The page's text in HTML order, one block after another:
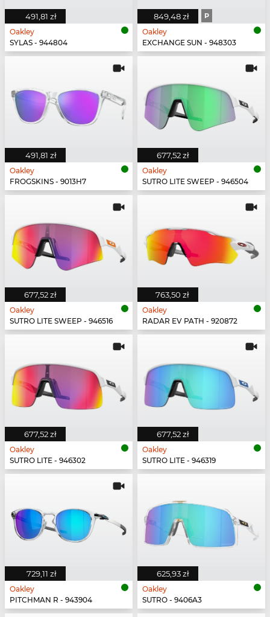
491,81 zł
Oakley
SYLAS - 944804
849,48 zł P
Oakley
EXCHANGE SUN - 948303
491,81 zł
Oakley
FROGSKINS - 9013H7
677,52 zł
Oakley
SUTRO LITE SWEEP - 946504
677,52 zł
Oakley
SUTRO LITE SWEEP - 946516
763,50 zł
Oakley
RADAR EV PATH - 920872
677,52 zł
Oakley
SUTRO LITE - 946302
677,52 zł
Oakley
SUTRO LITE - 946319
729,11 zł
Oakley
PITCHMAN R - 943904
625,93 zł
Oakley
SUTRO - 9406A3